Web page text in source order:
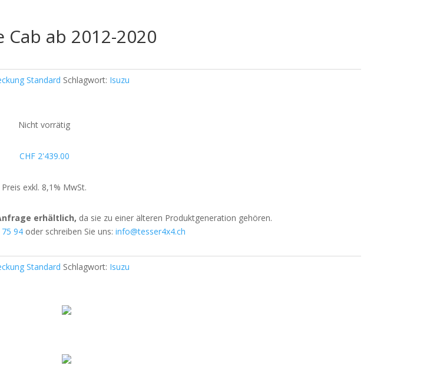
Cab ab 2012-2020
Standard Schlagwort: Isuzu
Nicht vorrätig
CHF2'439.00
Preis exkl. 8,1% MwSt.
erhältlich, da sie zu einer älteren Produktgeneration gehören.
94 oder schreiben Sie uns: info@tesser4x4.ch
Standard Schlagwort: Isuzu